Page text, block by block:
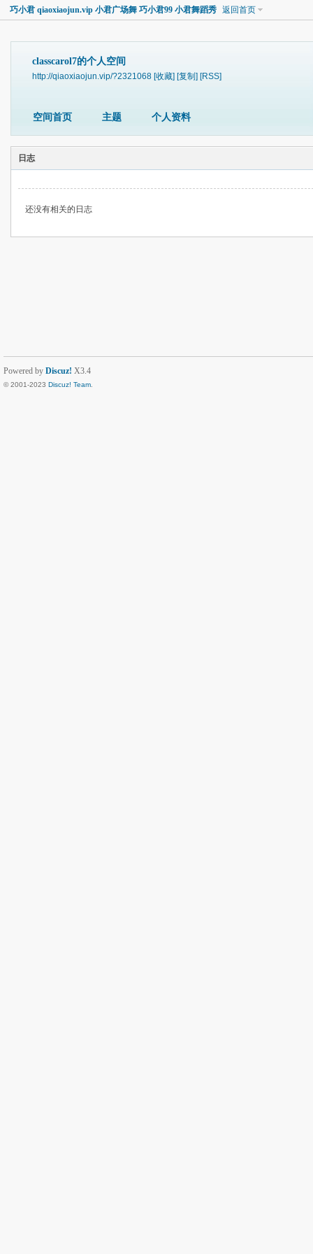
巧小君 qiaoxiaojun.vip 小君广场舞 巧小君99 小君舞蹈秀 返回首页
classcarol7的个人空间
http://qiaoxiaojun.vip/?2321068 [收藏] [复制] [RSS]
空间首页 主题 个人资料
日志
还没有相关的日志
Powered by Discuz! X3.4
© 2001-2023 Discuz! Team